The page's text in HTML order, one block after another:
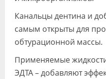
Канальцы дентина и
самым открыты для
обтурационной массы.
Применяемые
ЭДТА – добавляют